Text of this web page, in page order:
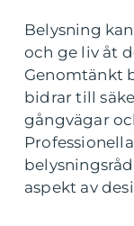
Belysning
och ge liv åt
Genomtänkt
bidrar till
gångvägar
aspekt av